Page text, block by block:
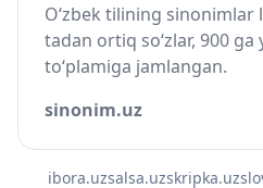
O‘zbek tilining sinonimlar
tadan ortiq so‘zlar, 900
to‘plamiga jamlangan.
sinonim.uz
ibora.uzsalsa.uzskripka.uz